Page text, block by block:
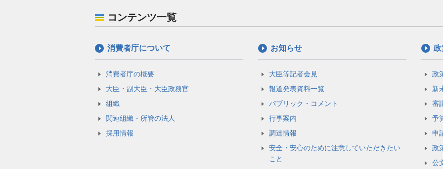
コンテンツ一覧
消費者庁について
消費者庁の概要
大臣・副大臣・大臣政務官
組織
関連組織・所管の法人
採用情報
お知らせ
大臣等記者会見
報道発表資料一覧
パブリック・コメント
行事案内
調達情報
安全・安心のために注意していただきたい
こと
政
政
新
審
予
申
政
公